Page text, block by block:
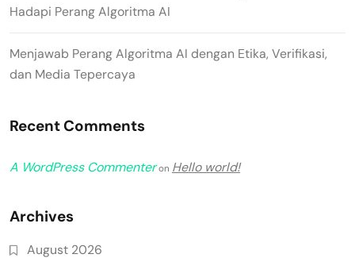
Hadapi Perang Algoritma AI
Menjawab Perang Algoritma AI dengan Etika, Verifikasi,
dan Media Tepercaya
Recent Comments
A WordPress Commenteron Hello world!
Archives
August 2026